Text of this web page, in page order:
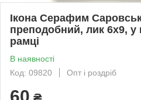
Ікона Серафим
преподобний, лик 6х9, у
рамці
В наявності
Код: 09820
Опт і роздріб
60